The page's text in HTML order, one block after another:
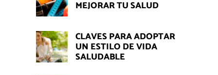
MEJORAR TU SALUD
CLAVES PARA ADOPTAR
UN ESTILO DE VIDA
SALUDABLE